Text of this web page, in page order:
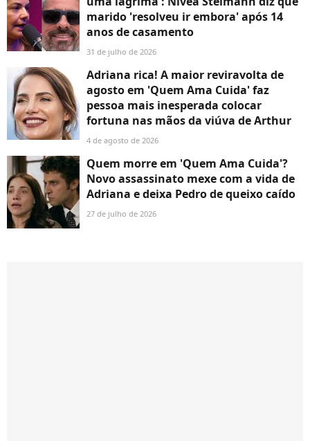
marido 'resolveu ir embora' após 14
anos de casamento
31 de julho de 2026
Adriana rica! A maior reviravolta de
agosto em 'Quem Ama Cuida' faz
pessoa mais inesperada colocar
fortuna nas mãos da viúva de Arthur
4 de agosto de 2026
Quem morre em 'Quem Ama Cuida'?
Novo assassinato mexe com a vida de
Adriana e deixa Pedro de queixo caído
27 de julho de 2026